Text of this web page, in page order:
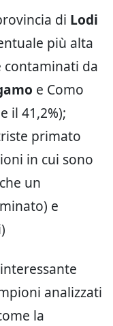
di Lodi
più alta
contaminati da
e Como
il 41,2%);
primato
in cui sono
un
e
analizzati
la